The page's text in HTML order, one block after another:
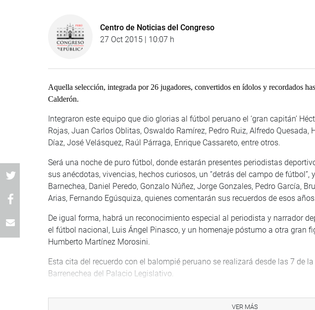
Centro de Noticias del Congreso
27 Oct 2015 | 10:07 h
Aquella selección, integrada por 26 jugadores, convertidos en ídolos y recordados
Calderón.
Integraron este equipo que dio glorias al fútbol peruano el ‘gran capitán’
Rojas, Juan Carlos Oblitas, Oswaldo Ramírez, Pedro Ruiz, Alfredo Quesada,
Díaz, José Velásquez, Raúl Párraga, Enrique Cassareto, entre otros.
Será una noche de puro fútbol, donde estarán presentes periodistas
sus anécdotas, vivencias, hechos curiosos, un “detrás del campo de
Barnechea, Daniel Peredo, Gonzalo Núñez, Jorge Gonzales, Pedro García,
Arias, Fernando Egúsquiza, quienes comentarán sus recuerdos de esos
De igual forma, habrá un reconocimiento especial al periodista y narrador
el fútbol nacional, Luis Ángel Pinasco, y un homenaje póstumo a otra gran
Humberto Martínez Morosini.
Esta cita del recuerdo con el balompié peruano se realizará desde las 7 de
Barrenechea del Palacio Legislativo.
VER MÁS